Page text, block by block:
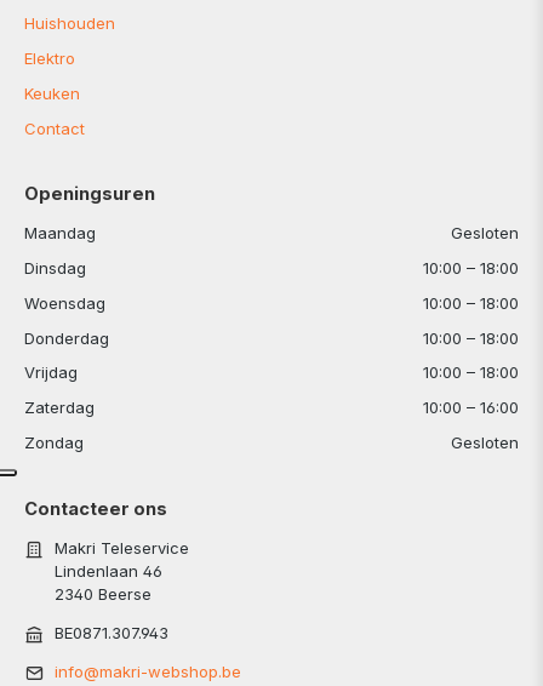
Huishouden
Elektro
Keuken
Contact
Openingsuren
Maandag
Gesloten
Dinsdag
10:00 – 18:00
Woensdag
10:00 – 18:00
Donderdag
10:00 – 18:00
Vrijdag
10:00 – 18:00
Zaterdag
10:00 – 16:00
Zondag
Gesloten
Contacteer ons
Makri Teleservice
Lindenlaan 46
2340 Beerse
BE0871.307.943
info@makri-webshop.be